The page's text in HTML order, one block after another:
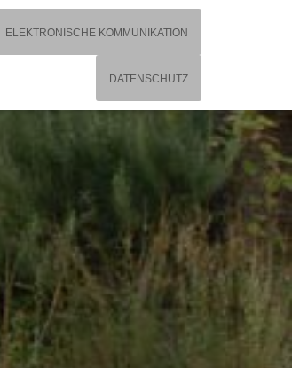
ELEKTRONISCHE KOMMUNIKATION
DATENSCHUTZ